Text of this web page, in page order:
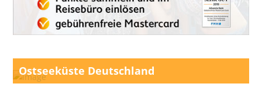
Ostseeküste Deutschland